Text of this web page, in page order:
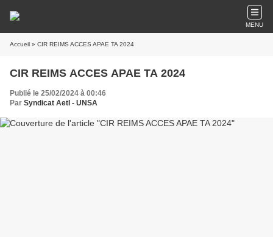
MENU
Accueil » CIR REIMS ACCES APAE TA 2024
CIR REIMS ACCES APAE TA 2024
Publié le 25/02/2024 à 00:46
Par Syndicat AetI - UNSA